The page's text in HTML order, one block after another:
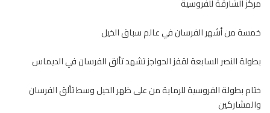
خمسة من أشهر الفرسان في عالم سباق الخيل
بطولة النصر السابعة لقفز الحواجز تشهد تألق الفرسان في الديماس
ختام بطولة الفروسية للرماية من على ظهر الخيل وسط تألق الفرسان
والمشاركين